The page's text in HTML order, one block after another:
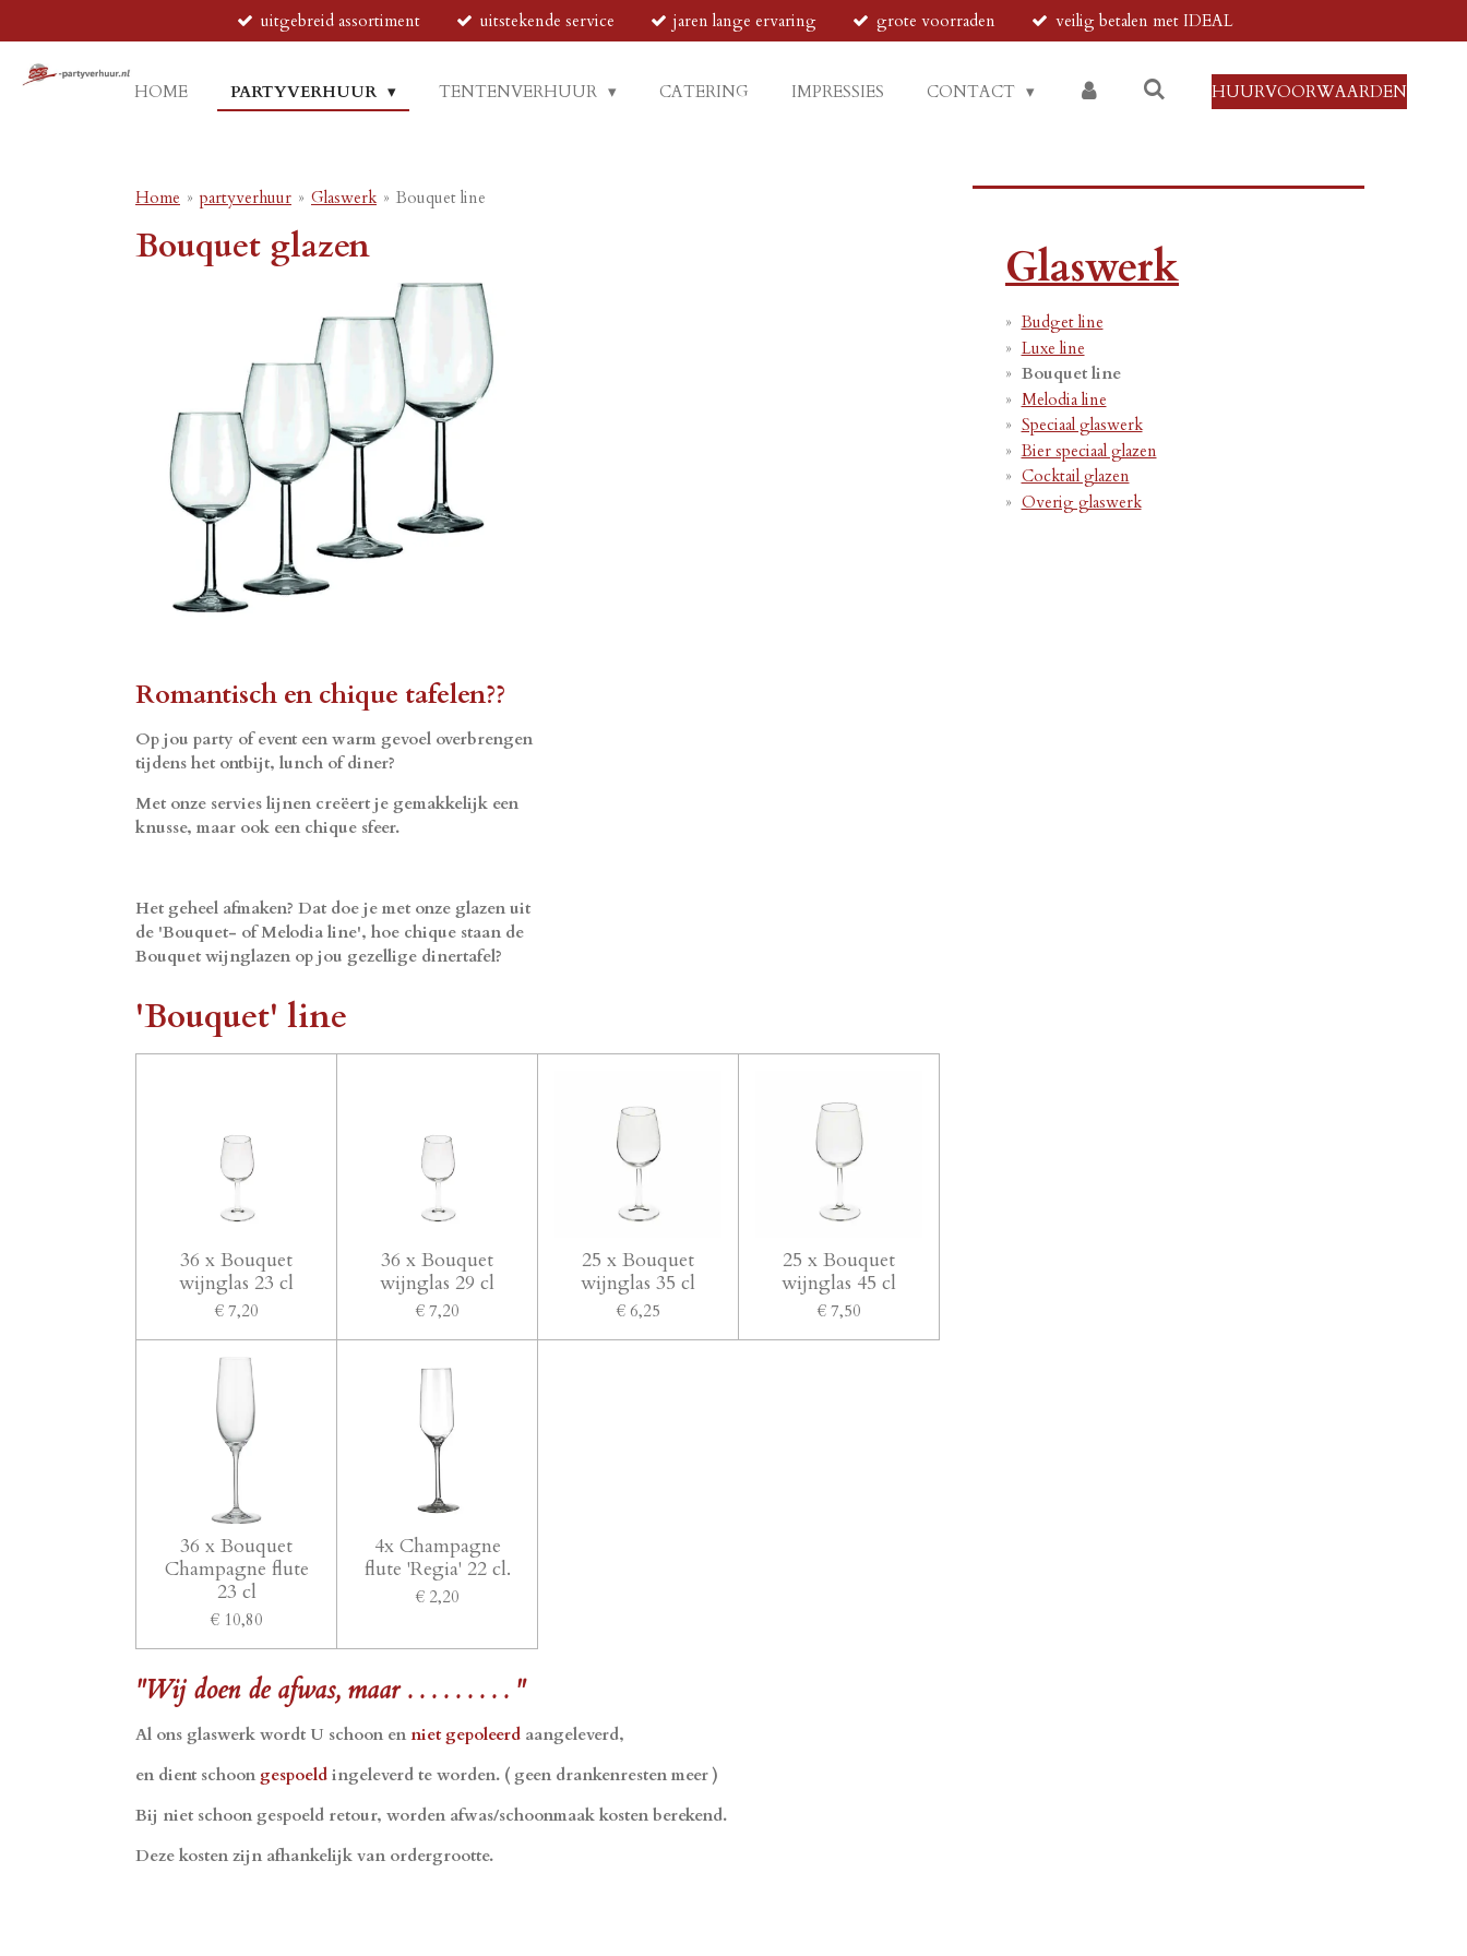
direct
naar
uitgebreid assortiment uitstekende service jaren lange ervaring grote voorraden veilig betalen met IDEAL
HOME PARTYVERHUUR TENTENVERHUUR CATERING IMPRESSIES CONTACT HUURVOORWAARDEN
Home » partyverhuur » Glaswerk » Bouquet line
Bouquet glazen
Romantisch en chique tafelen??
Op jou party of event een warm gevoel overbrengen
tijdens het ontbijt, lunch of diner?
Met onze servies lijnen creëert je gemakkelijk een
knusse, maar ook een chique sfeer.
Het geheel afmaken? Dat doe je met onze glazen uit
de 'Bouquet- of Melodia line', hoe chique staan de
Bouquet wijnglazen op jou gezellige dinertafel?
'Bouquet' line
36 x Bouquet
wijnglas 23 cl
€ 7,20
36 x Bouquet
wijnglas 29 cl
€ 7,20
25 x Bouquet
wijnglas 35 cl
€ 6,25
25 x Bouquet
wijnglas 45 cl
€ 7,50
36 x Bouquet
Champagne flute
23 cl
€ 10,80
4x Champagne
flute 'Regia' 22 cl.
€ 2,20
"Wij doen de afwas, maar . . . . . . . . . "
Al ons glaswerk wordt U schoon en niet gepoleerd aangeleverd,
en dient schoon gespoeld ingeleverd te worden. ( geen drankenresten meer )
Bij niet schoon gespoeld retour, worden afwas/schoonmaak kosten berekend.
Deze kosten zijn afhankelijk van ordergrootte.
Glaswerk
Budget line
Luxe line
Bouquet line
Melodia line
Speciaal glaswerk
Bier speciaal glazen
Cocktail glazen
Overig glaswerk